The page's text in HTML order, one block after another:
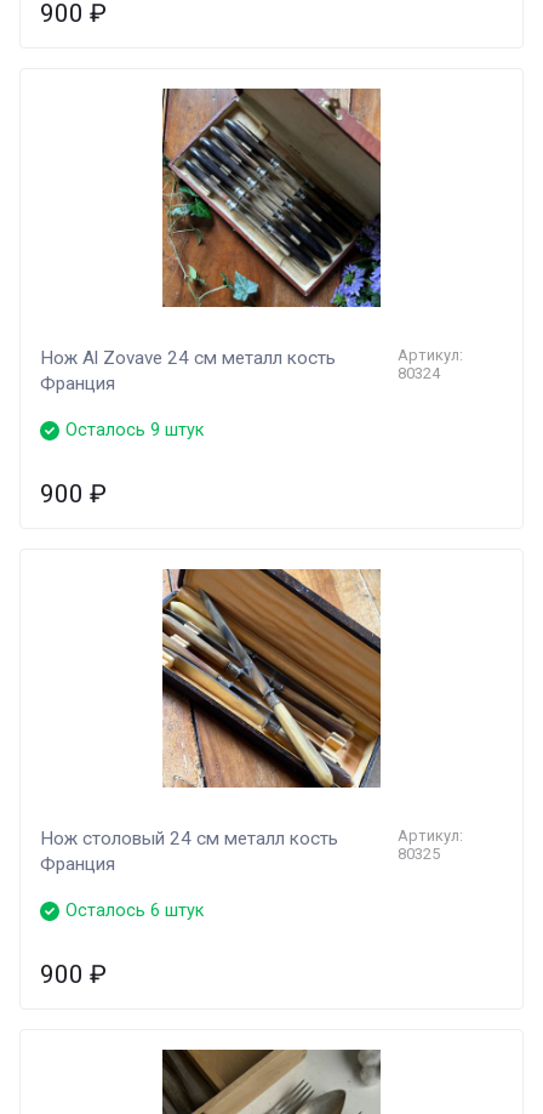
900 ₽
Нож Al Zovave 24 см металл кость
Франция
Артикул:
80324
Осталось 9 штук
900 ₽
Нож столовый 24 см металл кость
Франция
Артикул:
80325
Осталось 6 штук
900 ₽